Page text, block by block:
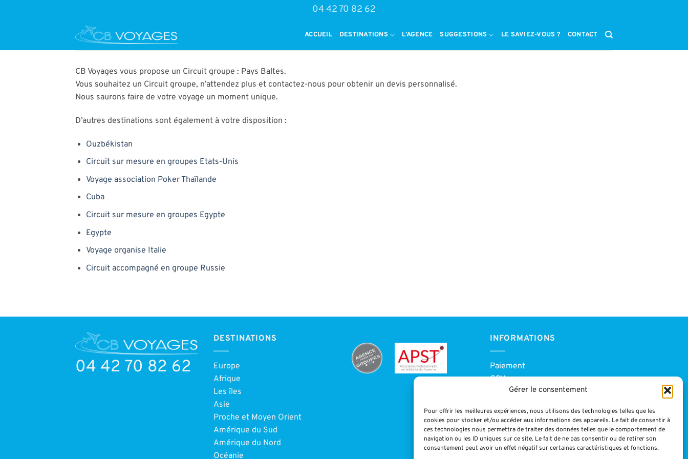
Gérer le consentement
Pour offrir les meilleures expériences, nous utilisons des technologies telles que les
cookies pour stocker et/ou accéder aux informations des appareils. Le fait de consentir à
ces technologies nous permettra de traiter des données telles que le comportement de
navigation ou les ID uniques sur ce site. Le fait de ne pas consentir ou de retirer son
consentement peut avoir un effet négatif sur certaines caractéristiques et fonctions.
04 42 70 82 62
ACCUEIL DESTINATIONS L’AGENCE SUGGESTIONS LE SAVIEZ-VOUS ? CONTACT
CB Voyages vous propose un Circuit groupe : Pays Baltes.
Vous souhaitez un Circuit groupe, n’attendez plus et contactez-nous pour obtenir un devis personnalisé.
Nous saurons faire de votre voyage un moment unique.
D’autres destinations sont également à votre disposition :
Ouzbékistan
Circuit sur mesure en groupes Etats-Unis
Voyage association Poker Thaïlande
Cuba
Circuit sur mesure en groupes Egypte
Egypte
Voyage organise Italie
Circuit accompagné en groupe Russie
04 42 70 82 62
DESTINATIONS
Europe
Afrique
Les îles
Asie
Proche et Moyen Orient
Amérique du Sud
Amérique du Nord
Océanie
INFORMATIONS
Paiement
CGV